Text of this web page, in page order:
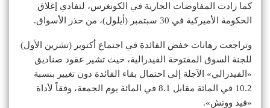
كما زادت المفاوضات الجارية في الكونغرس، لتفادي إغلاق
الحكومة الأميركية في 30 سبتمبر (أيلول)، من حذر الأسواق.
وتراجعت رهانات خفض الفائدة في اجتماع أكتوبر (تشرين الأول)
للجنة السوق المفتوحة الفيدرالية، حيث تشير عقود صناديق
«الفيدرالي» الآجلة إلى احتمال بقاء الفائدة دون تغيير بنسبة
10.2 في المائة مقابل 8.1 في المائة يوم الجمعة، وفقاً لأداة
«فيد ووتش».